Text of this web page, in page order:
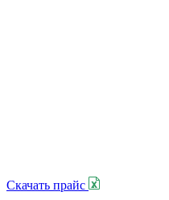
Скачать прайс